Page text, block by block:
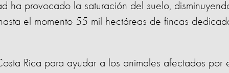
ha provocado la saturación del suelo,
el momento 55 mil hectáreas de fincas
Rica para ayudar a los animales afectados por